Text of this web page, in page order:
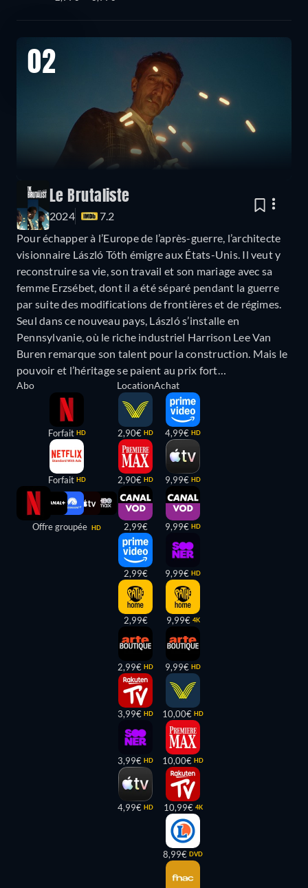
02
Le Brutaliste
2024
7.2
Pour échapper à l’Europe de l’après-guerre, l’architecte
visionnaire László Tóth émigre aux États-Unis. Il veut y
reconstruire sa vie, son travail et son mariage avec sa
femme Erzsébet, dont il a été séparé pendant la guerre
par suite des modifications de frontières et de régimes.
Seul dans ce nouveau pays, László s’installe en
Pennsylvanie, où le riche industriel Harrison Lee Van
Buren remarque son talent pour la construction. Mais le
pouvoir et l’héritage se paient au prix fort…
Abo
Forfait HD
Forfait HD
Offre groupée HD
Location
2,90€ HD
2,90€ HD
2,99€
2,99€
2,99€
2,99€ HD
3,99€ HD
3,99€ HD
4,99€ HD
Achat
4,99€ HD
9,99€ HD
9,99€ HD
9,99€ HD
9,99€ 4K
9,99€ HD
10,00€ HD
10,00€ HD
10,99€ 4K
8,99€ DVD